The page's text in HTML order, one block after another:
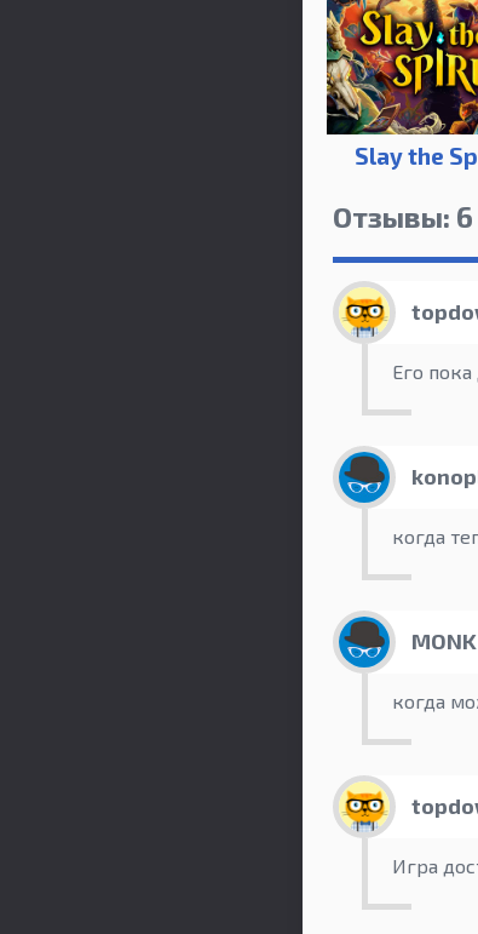
Slay the
Отзывы: 6
Его
когда
MONK
когда
Игра